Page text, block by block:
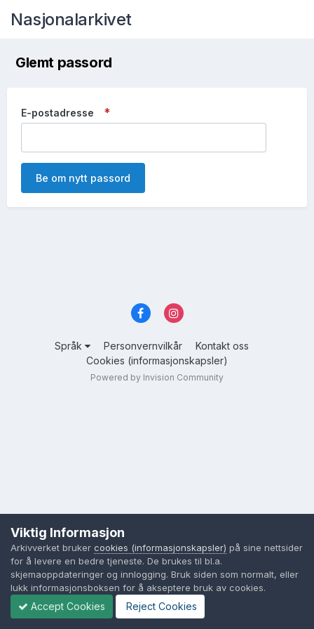
Nasjonalarkivet
Glemt passord
E-postadresse
Be om nytt passord
Språk Personvernvilkår
Kontakt oss
Cookies (informasjonskapsler)
Powered by Invision Community
Viktig Informasjon
Arkivverket bruker cookies (informasjonskapsler) på sine nettsider
for å levere en bedre tjeneste. De brukes til bl.a.
skjemaoppdateringer og innlogging. Bruk siden som normalt, eller
lukk informasjonsboksen for å akseptere bruk av cookies.
Accept Cookies Reject Cookies